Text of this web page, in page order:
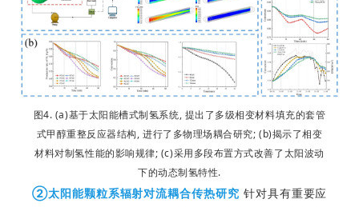
图4. (a)基于太阳能槽式制氢系统, 提出了多级相变材料填充的套管
式甲醇重整反应器结构, 进行了多物理场耦合研究; (b)揭示了相变
材料对制氢性能的影响规律; (c)采用多段布置方式改善了太阳波动
下的动态制氢特性.
②太阳能颗粒系辐射对流耦合传热研究 针对具有重要应